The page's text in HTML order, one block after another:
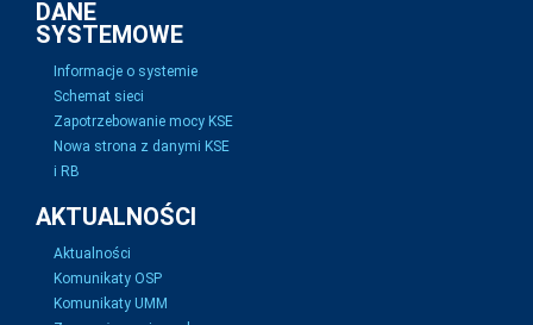
DANE
SYSTEMOWE
Informacje o systemie
Schemat sieci
Zapotrzebowanie mocy KSE
Nowa strona z danymi KSE
i RB
AKTUALNOŚCI
Aktualności
Komunikaty OSP
Komunikaty UMM